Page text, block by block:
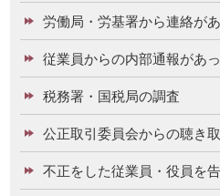
労働局・労基署から連絡が
従業員からの内部通報があ
税務署・国税局の調査
公正取引委員会からの聴き
不正をした従業員・役員を